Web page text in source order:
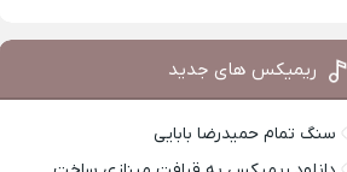
ریمیکس های جدید
سنگ تمام حمیدرضا بابایی